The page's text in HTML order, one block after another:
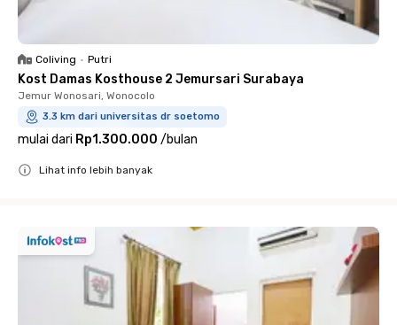
Coliving • Putri
Kost Damas Kosthouse 2 Jemursari Surabaya
Jemur Wonosari, Wonocolo
3.3 km dari universitas dr soetomo
mulai dari Rp1.300.000 /bulan
Lihat info lebih banyak